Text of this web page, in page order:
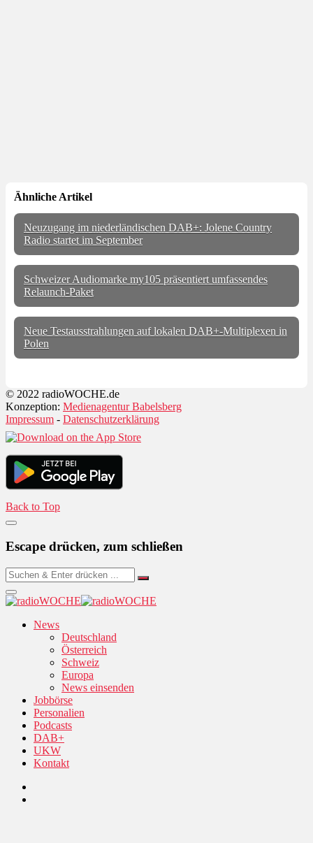
Ähnliche Artikel
Neuzugang im niederländischen DAB+: Jolene Country
Radio startet im September
Schweizer Audiomarke my105 präsentiert umfassendes
Relaunch-Paket
Neue Testausstrahlungen auf lokalen DAB+-Multiplexen in
Polen
© 2022 radioWOCHE.de
Konzeption: Medienagentur Babelsberg
Impressum - Datenschutzerklärung
Back to Top
Escape drücken, zum schließen
News
Deutschland
Österreich
Schweiz
Europa
News einsenden
Jobbörse
Personalien
Podcasts
DAB+
UKW
Kontakt